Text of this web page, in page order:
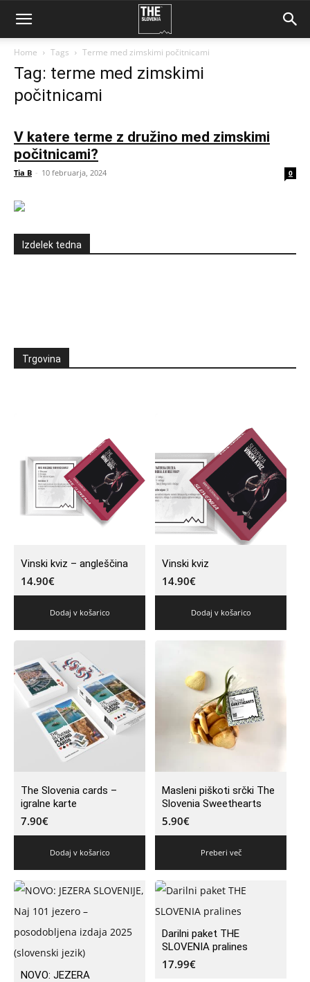
Home Tags Terme med zimskimi počitnicami
Tag: terme med zimskimi
počitnicami
V katere terme z družino med zimskimi
počitnicami?
Tia B - 10 februarja, 2024 0
Izdelek tedna
Trgovina
Vinski kviz – angleščina
14.90€
Dodaj v košarico
Vinski kviz
14.90€
Dodaj v košarico
The Slovenia cards –
igralne karte
7.90€
Dodaj v košarico
Masleni piškoti srčki The
Slovenia Sweethearts
5.90€
Preberi več
NOVO: JEZERA
Darilni paket THE
SLOVENIA pralines
17.99€